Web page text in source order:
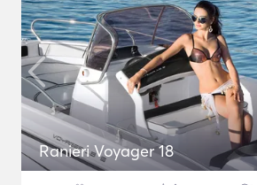
Ranieri Voyager 18